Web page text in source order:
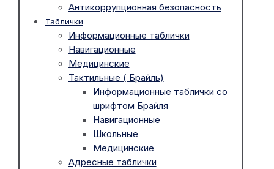
Антикоррупционная безопасность
Таблички
Информационные таблички
Навигационные
Медицинские
Тактильные ( Брайль)
Информационные таблички со
шрифтом Брайля
Навигационные
Школьные
Медицинские
Адресные таблички